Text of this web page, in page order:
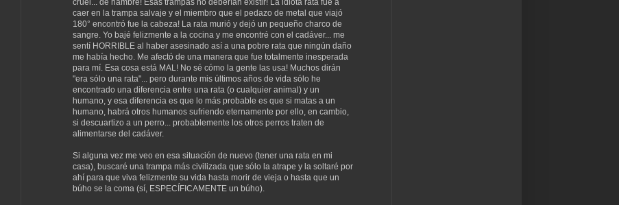
cruel... de hambre! Esas trampas no deberían existir! La idiota rata fue a
caer en la trampa salvaje y el miembro que el pedazo de metal que viajó
180° encontró fue la cabeza! La rata murió y dejó un pequeño charco de
sangre. Yo bajé felizmente a la cocina y me encontré con el cadáver... me
sentí HORRIBLE al haber asesinado así a una pobre rata que ningún daño
me había hecho. Me afectó de una manera que fue totalmente inesperada
para mí. Esa cosa está MAL! No sé cómo la gente las usa! Muchos dirán
"era sólo una rata"... pero durante mis últimos años de vida sólo he
encontrado una diferencia entre una rata (o cualquier animal) y un
humano, y esa diferencia es que lo más probable es que si matas a un
humano, habrá otros humanos sufriendo eternamente por ello, en cambio,
si descuartizo a un perro... probablemente los otros perros traten de
alimentarse del cadáver.
Si alguna vez me veo en esa situación de nuevo (tener una rata en mi
casa), buscaré una trampa más civilizada que sólo la atrape y la soltaré por
ahí para que viva felizmente su vida hasta morir de vieja o hasta que un
búho se la coma (sí, ESPECÍFICAMENTE un búho).